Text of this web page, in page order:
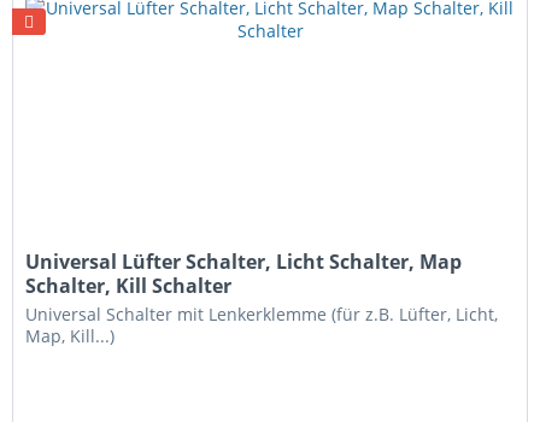
Universal Lüfter Schalter, Licht Schalter, Map
Schalter, Kill Schalter
Universal Schalter mit Lenkerklemme (für z.B. Lüfter, Licht,
Map, Kill...)